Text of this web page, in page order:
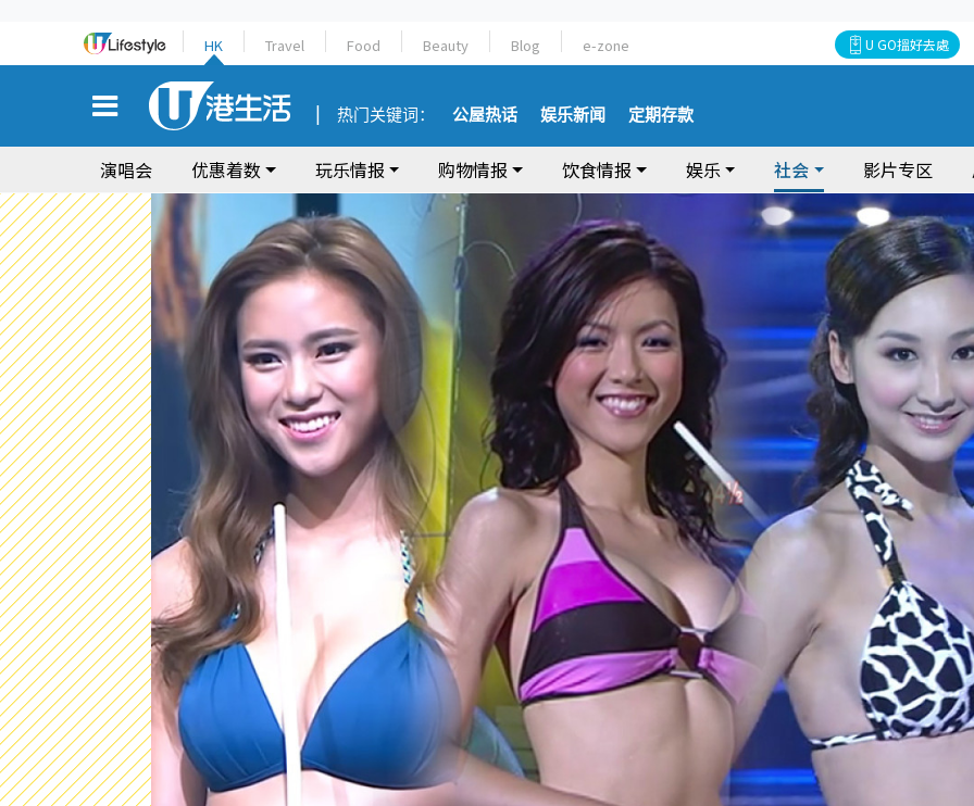
HK Travel Food Beauty Blog e-zone U GO搵好去處
热门关键词： 公屋热话 娱乐新闻 定期存款
演唱会 优惠着数 玩乐情报 购物情报 饮食情报 娱乐 社会 影片专区